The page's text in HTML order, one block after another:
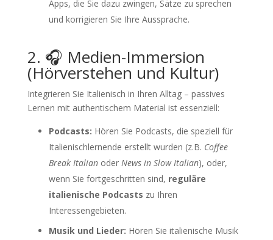
Apps, die Sie dazu zwingen, Sätze zu sprechen
und korrigieren Sie Ihre Aussprache.
2. 🎧 Medien-Immersion
(Hörverstehen und Kultur)
Integrieren Sie Italienisch in Ihren Alltag – passives
Lernen mit authentischem Material ist essenziell:
Podcasts: Hören Sie Podcasts, die speziell für
Italienischlernende erstellt wurden (z.B. Coffee
Break Italianoder News in Slow Italian), oder,
wenn Sie fortgeschritten sind, reguläre
italienische Podcasts zu Ihren
Interessengebieten.
Musik und Lieder: Hören Sie italienische Musik